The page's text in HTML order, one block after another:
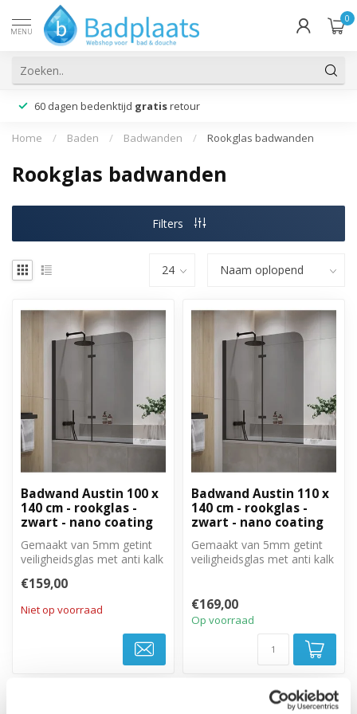
MENU
0
60 dagen bedenktijd gratis retour
Home / Baden / Badwanden / Rookglas badwanden
Rookglas badwanden
Filters
Badwand Austin 100 x
140 cm - rookglas -
zwart - nano coating
Gemaakt van 5mm getint
veiligheidsglas met anti kalk
t...
€159,00
Niet op voorraad
Badwand Austin 110 x
140 cm - rookglas -
zwart - nano coating
Gemaakt van 5mm getint
veiligheidsglas met anti kalk
€169,00
Op voorraad